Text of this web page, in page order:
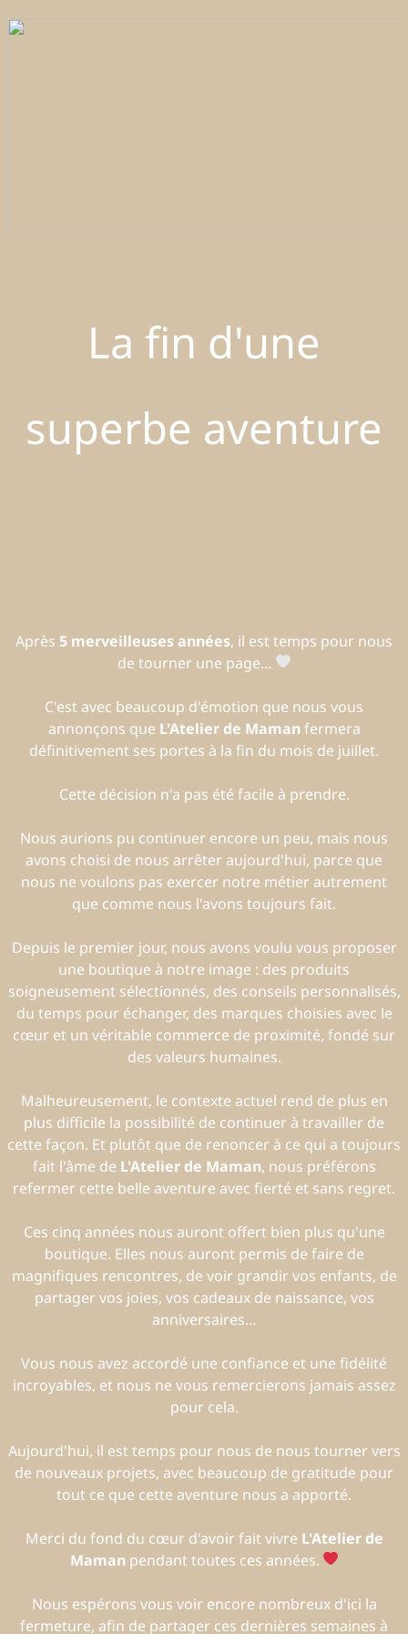
La fin d'une
superbe aventure
Après 5 merveilleuses années, il est temps pour nous
de tourner une page…
C'est avec beaucoup d'émotion que nous vous
annonçons que L'Atelier de Maman fermera
définitivement ses portes à la fin du mois de juillet.
Cette décision n'a pas été facile à prendre.
Nous aurions pu continuer encore un peu, mais nous
avons choisi de nous arrêter aujourd'hui, parce que
nous ne voulons pas exercer notre métier autrement
que comme nous l'avons toujours fait.
Depuis le premier jour, nous avons voulu vous proposer
une boutique à notre image : des produits
soigneusement sélectionnés, des conseils personnalisés,
du temps pour échanger, des marques choisies avec le
cœur et un véritable commerce de proximité, fondé sur
des valeurs humaines.
Malheureusement, le contexte actuel rend de plus en
plus difficile la possibilité de continuer à travailler de
cette façon. Et plutôt que de renoncer à ce qui a toujours
fait l'âme de L'Atelier de Maman, nous préférons
refermer cette belle aventure avec fierté et sans regret.
Ces cinq années nous auront offert bien plus qu'une
boutique. Elles nous auront permis de faire de
magnifiques rencontres, de voir grandir vos enfants, de
partager vos joies, vos cadeaux de naissance, vos
anniversaires…
Vous nous avez accordé une confiance et une fidélité
incroyables, et nous ne vous remercierons jamais assez
pour cela.
Aujourd'hui, il est temps pour nous de nous tourner vers
de nouveaux projets, avec beaucoup de gratitude pour
tout ce que cette aventure nous a apporté.
Merci du fond du cœur d'avoir fait vivre L'Atelier de
Maman pendant toutes ces années.
Nous espérons vous voir encore nombreux d'ici la
fermeture, afin de partager ces dernières semaines à